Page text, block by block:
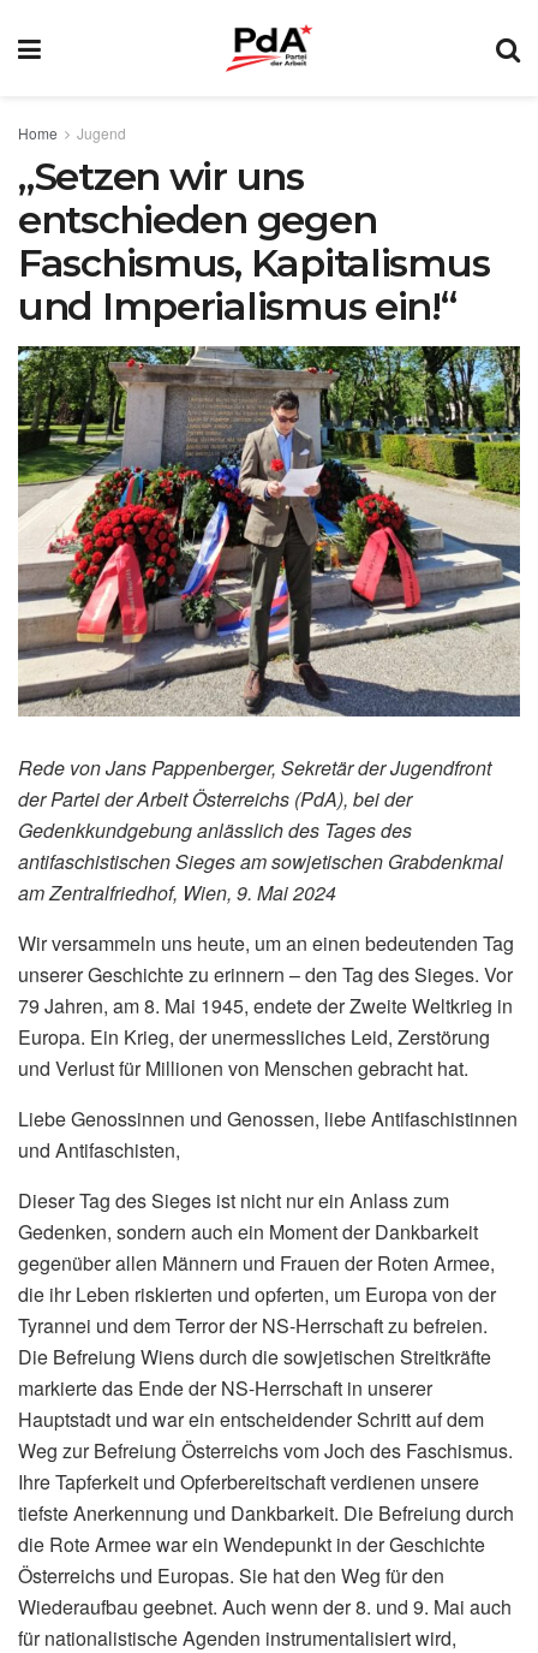
Home Jugend
„Setzen wir uns
entschieden gegen
Faschismus, Kapitalismus
und Imperialismus ein!“
Rede von Jans Pappenberger, Sekretär der Jugendfront
der Partei der Arbeit Österreichs (PdA), bei der
Gedenkkundgebung anlässlich des Tages des
antifaschistischen Sieges am sowjetischen Grabdenkmal
am Zentralfriedhof, Wien, 9. Mai 2024
Wir versammeln uns heute, um an einen bedeutenden Tag
unserer Geschichte zu erinnern – den Tag des Sieges. Vor
79 Jahren, am 8. Mai 1945, endete der Zweite Weltkrieg in
Europa. Ein Krieg, der unermessliches Leid, Zerstörung
und Verlust für Millionen von Menschen gebracht hat.
Liebe Genossinnen und Genossen, liebe Antifaschistinnen
und Antifaschisten,
Dieser Tag des Sieges ist nicht nur ein Anlass zum
Gedenken, sondern auch ein Moment der Dankbarkeit
gegenüber allen Männern und Frauen der Roten Armee,
die ihr Leben riskierten und opferten, um Europa von der
Tyrannei und dem Terror der NS-Herrschaft zu befreien.
Die Befreiung Wiens durch die sowjetischen Streitkräfte
markierte das Ende der NS-Herrschaft in unserer
Hauptstadt und war ein entscheidender Schritt auf dem
Weg zur Befreiung Österreichs vom Joch des Faschismus.
Ihre Tapferkeit und Opferbereitschaft verdienen unsere
tiefste Anerkennung und Dankbarkeit. Die Befreiung durch
die Rote Armee war ein Wendepunkt in der Geschichte
Österreichs und Europas. Sie hat den Weg für den
Wiederaufbau geebnet. Auch wenn der 8. und 9. Mai auch
für nationalistische Agenden instrumentalisiert wird,